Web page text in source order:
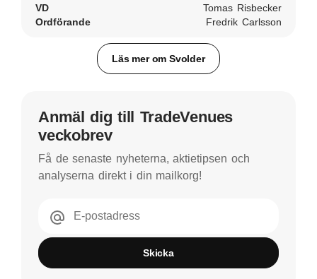
VD
Tomas Risbecker
Ordförande
Fredrik Carlsson
Läs mer om Svolder
Anmäl dig till TradeVenues
veckobrev
Få de senaste nyheterna, aktietipsen och
analyserna direkt i din mailkorg!
E-postadress
Skicka